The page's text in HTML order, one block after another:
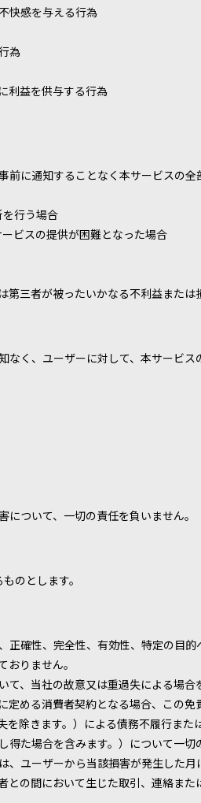
快感を与える行為
為
利益を供与する行為
に通知することなく本サービスの
行う場合
ビスの提供が困難となった場合
三者が被ったいかなる不利益または
く、ユーザーに対して、本サービ
ついて、一切の責任を負いません。
のとします。
確性、完全性、有効性、特定の目
りません。
、当社の故意又は重過失による場
める消費者契約となる場合、この免
除きます。）による債務不履行ま
た場合を含みます。）について一
ユーザーから当該損害が発生した月
の間において生じた取引、連絡また